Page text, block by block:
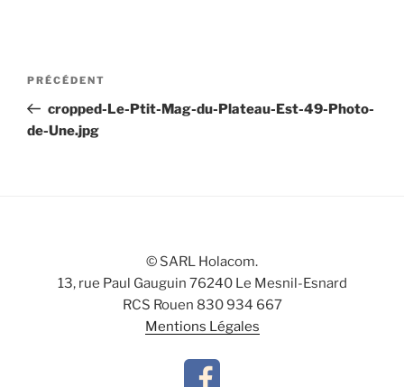
Navigation
l’article
Article
précédent
PRÉCÉDENT
cropped-Le-Ptit-Mag-du-Plateau-Est-49-Photo-
de-Une.jpg
© SARL Holacom.
13, rue Paul Gauguin 76240 Le Mesnil-Esnard
RCS Rouen 830 934 667
Mentions Légales